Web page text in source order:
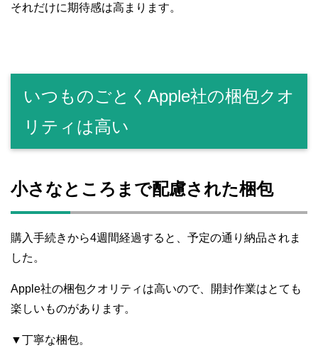
それだけに期待感は高まります。
いつものごとくApple社の梱包クオ
リティは高い
小さなところまで配慮された梱包
購入手続きから4週間経過すると、予定の通り納品されま
した。
Apple社の梱包クオリティは高いので、開封作業はとても
楽しいものがあります。
▼丁寧な梱包。